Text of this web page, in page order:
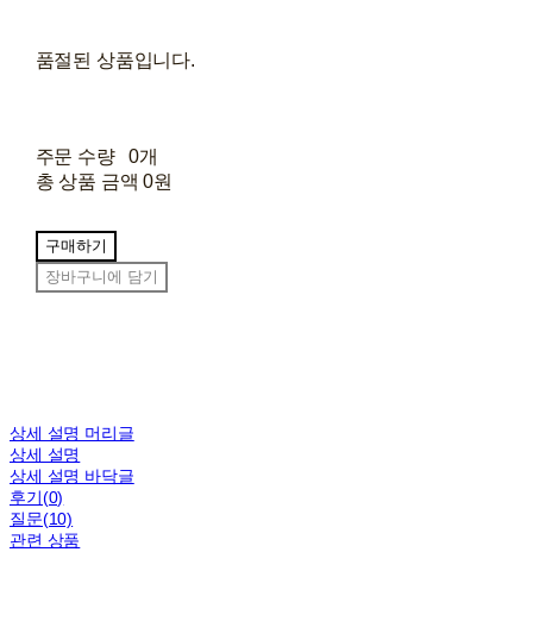
품절된 상품입니다.
주문 수량
0개
총 상품 금액 0원
구매하기
장바구니에 담기
상세 설명 머리글
상세 설명
상세 설명 바닥글
후기(0)
질문(10)
관련 상품